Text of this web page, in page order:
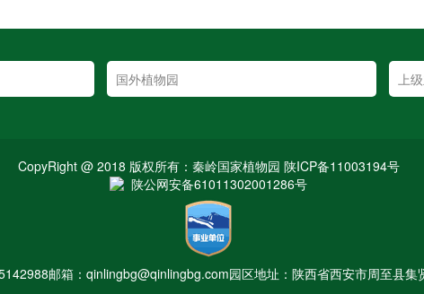
CopyRight @ 2018 版权所有：秦岭国家植物园 陕ICP备11003194号
陕公网安备61011302001286号
邮箱：qinlingbg@qinlingbg.com园区地址：陕西省西安市周至县集